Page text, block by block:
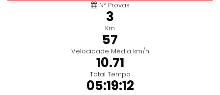
Nº Provas
3
Km
57
Velocidade Média km/h
10.71
Total Tempo
05:19:12